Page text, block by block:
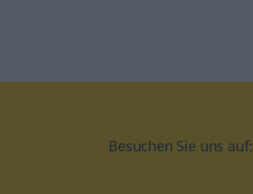
Besuchen Sie uns auf: